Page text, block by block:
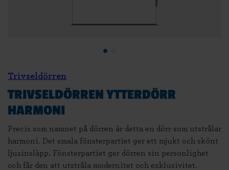
Trivseldörren
TRIVSELDÖRREN YTTERDÖRR
HARMONI
Precis som namnet på dörren är detta en dörr som utstrålar
harmoni. Det smala fönsterpartiet ger ett mjukt och skönt
ljusinsläpp. Fönsterpartiet ger dörren sin personlighet
och får den att utstråla modernitet och exklusivitet.